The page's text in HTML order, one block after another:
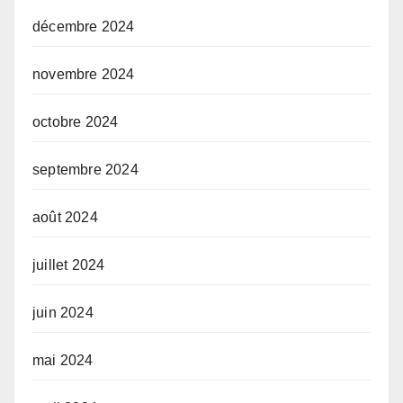
décembre 2024
novembre 2024
octobre 2024
septembre 2024
août 2024
juillet 2024
juin 2024
mai 2024